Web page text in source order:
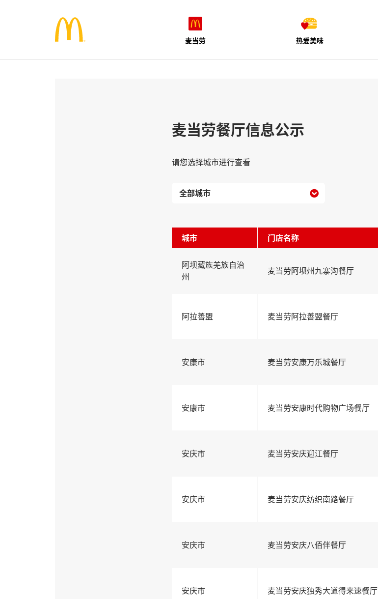
麦当劳 热爱美味
麦当劳餐厅信息公示
请您选择城市进行查看

城市 门店名称
阿坝藏族羌族自治
州
麦当劳阿坝州九寨沟餐厅
阿拉善盟 麦当劳阿拉善盟餐厅
安康市 麦当劳安康万乐城餐厅
安康市 麦当劳安康时代购物广场餐厅
安庆市 麦当劳安庆迎江餐厅
安庆市 麦当劳安庆纺织南路餐厅
安庆市 麦当劳安庆八佰伴餐厅
安庆市 麦当劳安庆独秀大道得来速餐厅